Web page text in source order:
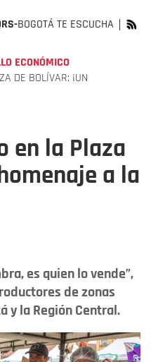
BOGOTÁ TE ESCUCHA
ECONÓMICO
DE BOLÍVAR: ¡UN
en la Plaza
a la
es quien lo vende”,
de zonas
y la Región Central.